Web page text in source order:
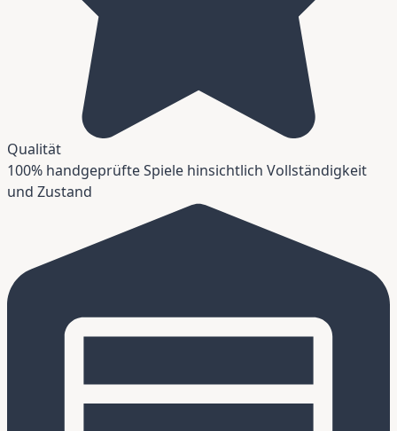
Qualität
100% handgeprüfte Spiele hinsichtlich Vollständigkeit
und Zustand